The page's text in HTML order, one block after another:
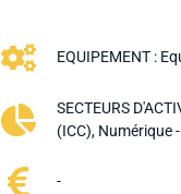
EQUIPEMENT :
SECTEURS
(ICC), Numérique
-